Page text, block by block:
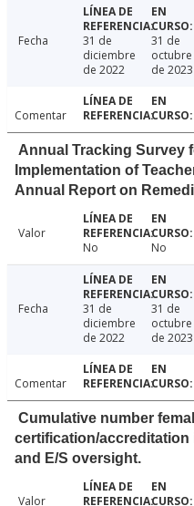
Fecha
31 de
diciembre
de 2022
31 de
octubre
de 2023
Comentar
Annual Tracking Survey
Implementation of
Annual Report on
Valor
No
No
Fecha
31 de
diciembre
de 2022
31 de
octubre
de 2023
Comentar
Cumulative number
certification/accreditation
and E/S oversight.
Valor